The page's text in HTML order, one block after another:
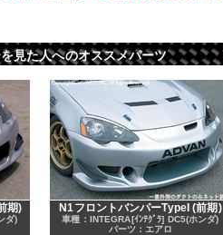
見た人へのオススメパーツ
期)
ダ)
N1フロントバンパーTypeI (前期)
車種：INTEGRA[ｲﾝﾃｸﾞﾗ] DC5(ホンダ)
パーツ：エアロ